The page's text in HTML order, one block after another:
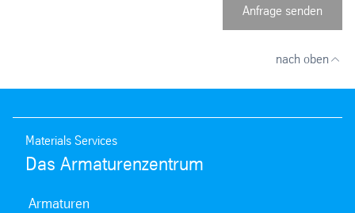
Anfrage senden
nach oben
Materials Services
Das Armaturenzentrum
Armaturen